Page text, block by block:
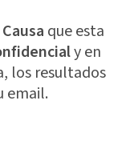
que esta
y en
los resultados
email.